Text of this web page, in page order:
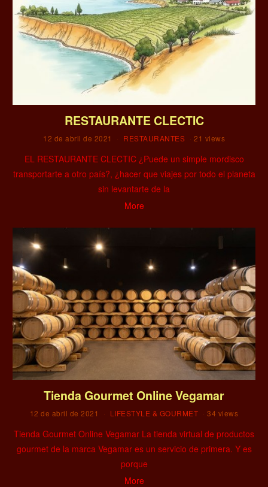
RESTAURANTE CLECTIC
12 de abril de 2021 RESTAURANTES 21 views
EL RESTAURANTE CLECTIC ¿Puede un simple mordisco
transportarte a otro país?, ¿hacer que viajes por todo el planeta
sin levantarte de la
More
Tienda Gourmet Online Vegamar
12 de abril de 2021 LIFESTYLE & GOURMET 34 views
Tienda Gourmet Online Vegamar La tienda virtual de productos
gourmet de la marca Vegamar es un servicio de primera. Y es
porque
More